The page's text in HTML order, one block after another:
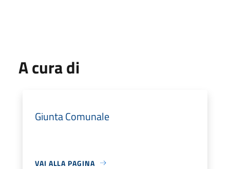
A cura di
Giunta Comunale
VAI ALLA PAGINA